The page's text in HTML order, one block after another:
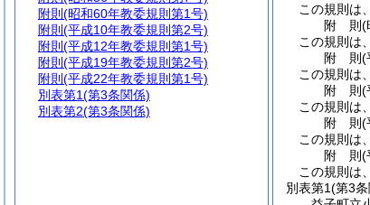
この規則は
附 則(
この規則は
附 則(
この規則は
附 則(
この規則は
附 則(
この規則は
附 則(
この規則は
別表第1(第3
附則 (昭和60年教委規則第1号)
附則 (平成10年教委規則第2号)
附則 (平成12年教委規則第1号)
附則 (平成19年教委規則第2号)
附則 (平成22年教委規則第1号)
別表第1(第3条関係)
別表第2(第3条関係)